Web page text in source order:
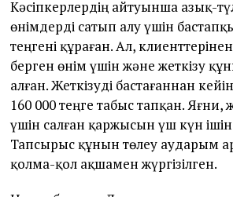
Кәсіпкерлердің айтуынша азық-
өнімдерді сатып алу үшін
теңгені құраған. Ал,
берген өнім үшін және жеткізу
алған. Жеткізуді бастағаннан
160 000 теңге табыс тапқан. Яғни,
үшін салған қаржысын үш күн
Тапсырыс құнын төлеу аударым
қолма-қол ақшамен жүргізілген.